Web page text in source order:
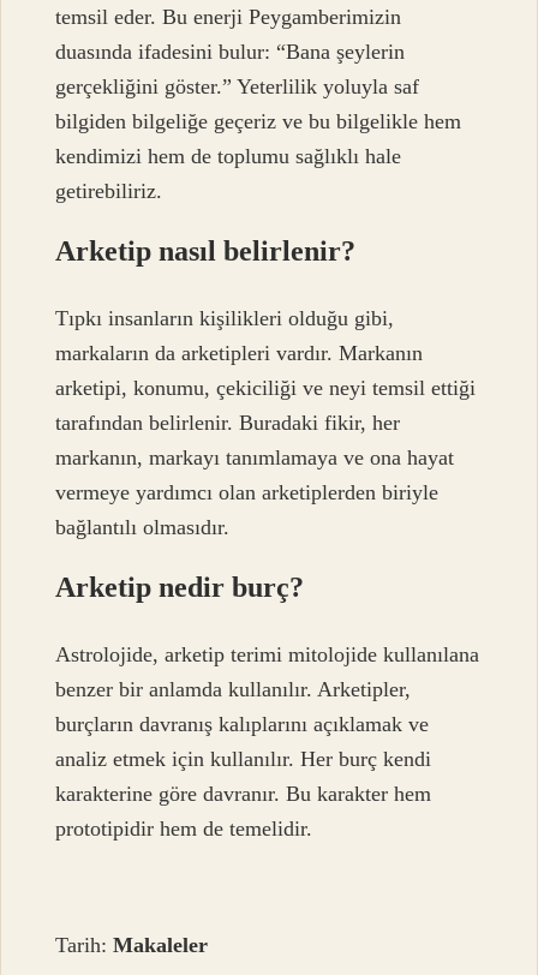
temsil eder. Bu enerji Peygamberimizin
duasında ifadesini bulur: “Bana şeylerin
gerçekliğini göster.” Yeterlilik yoluyla saf
bilgiden bilgeliğe geçeriz ve bu bilgelikle hem
kendimizi hem de toplumu sağlıklı hale
getirebiliriz.
Arketip nasıl belirlenir?
Tıpkı insanların kişilikleri olduğu gibi,
markaların da arketipleri vardır. Markanın
arketipi, konumu, çekiciliği ve neyi temsil ettiği
tarafından belirlenir. Buradaki fikir, her
markanın, markayı tanımlamaya ve ona hayat
vermeye yardımcı olan arketiplerden biriyle
bağlantılı olmasıdır.
Arketip nedir burç?
Astrolojide, arketip terimi mitolojide kullanılana
benzer bir anlamda kullanılır. Arketipler,
burçların davranış kalıplarını açıklamak ve
analiz etmek için kullanılır. Her burç kendi
karakterine göre davranır. Bu karakter hem
prototipidir hem de temelidir.
Tarih:Makaleler